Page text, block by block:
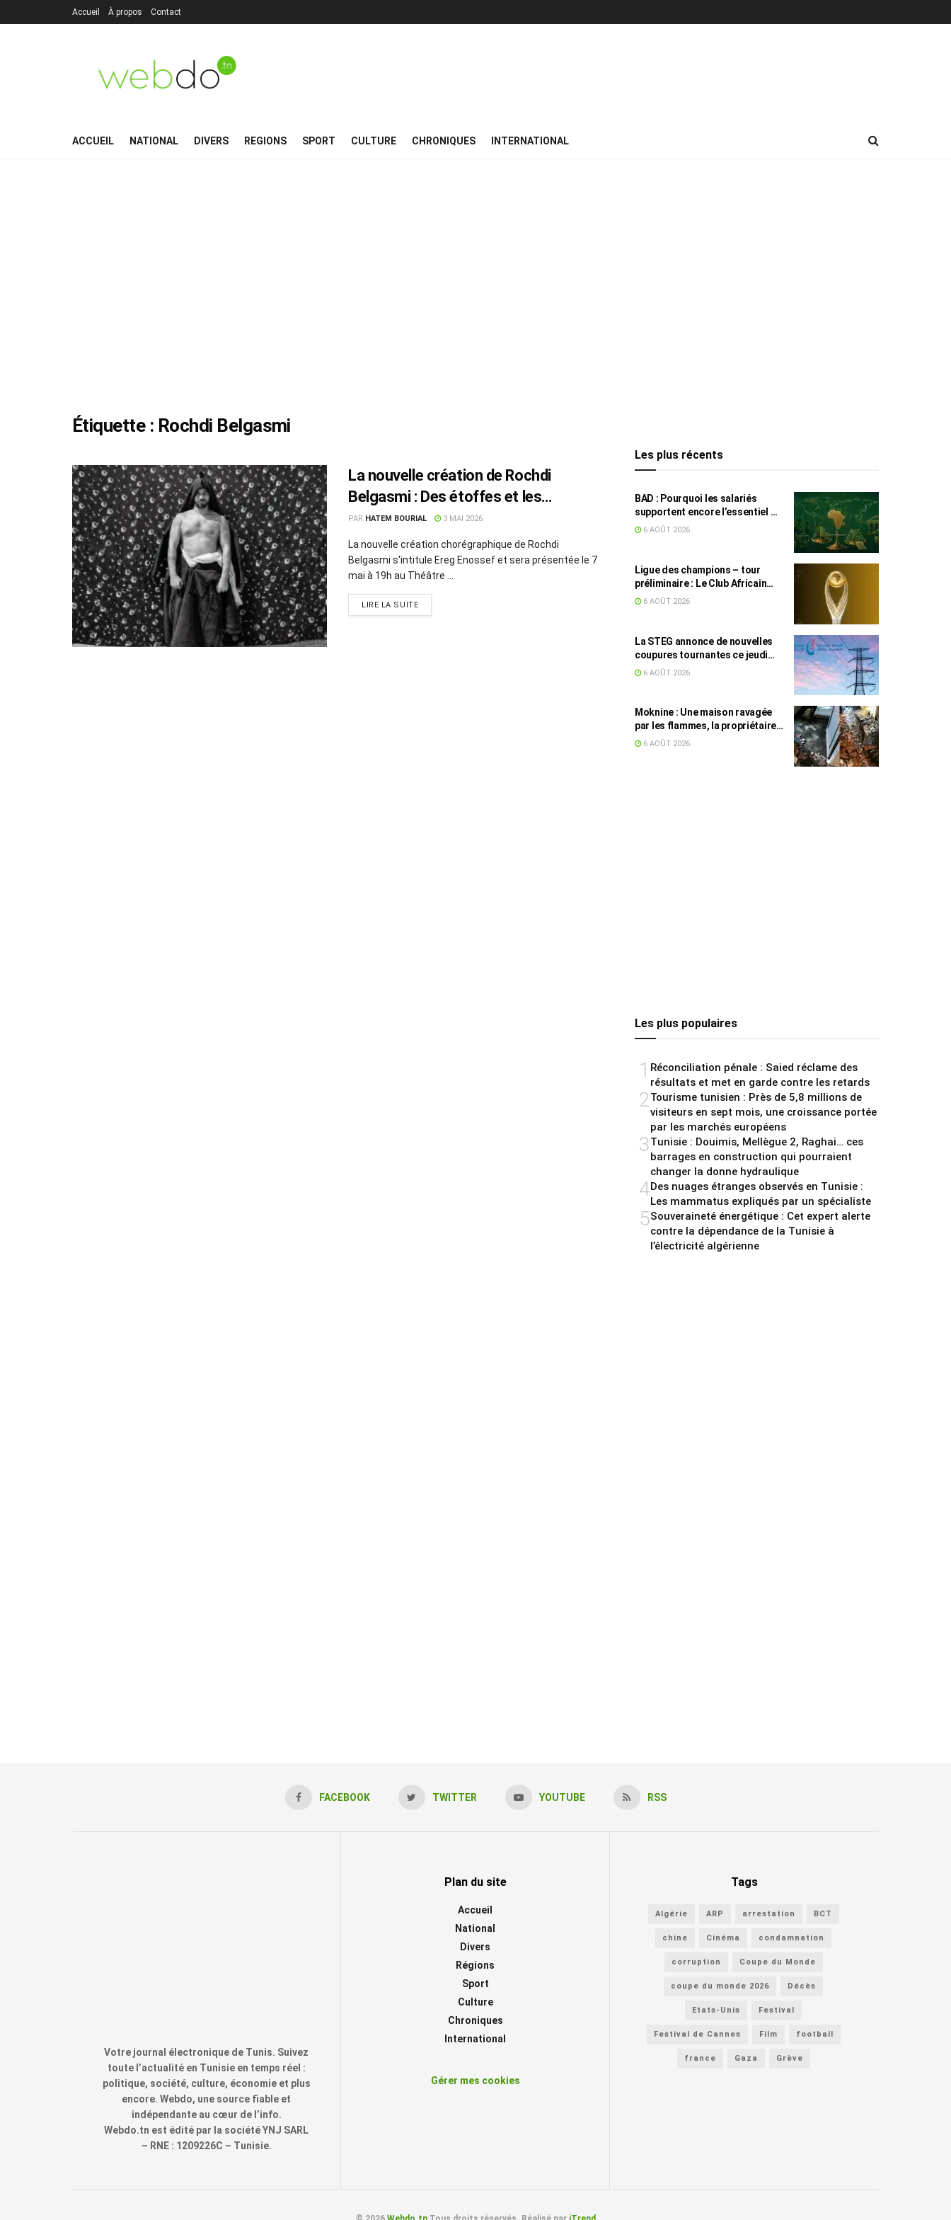
Accueil À propos Contact
ACCUEIL NATIONAL DIVERS REGIONS SPORT CULTURE CHRONIQUES INTERNATIONAL
Étiquette : Rochdi Belgasmi
La nouvelle création de Rochdi
Belgasmi : Des étoffes et les
mouvements du danseur
PAR HATEM BOURIAL 3 MAI 2026
La nouvelle création chorégraphique de Rochdi
Belgasmi s'intitule Ereg Enossef et sera présentée le 7
mai à 19h au Théâtre ...
LIRE LA SUITE
Les plus récents
BAD : Pourquoi les salariés
supportent encore l’essentiel de
l’effort fiscal en Tunisie
6 AOÛT 2026
Ligue des champions – tour
préliminaire : Le Club Africain
face au Djoliba AC
6 AOÛT 2026
La STEG annonce de nouvelles
coupures tournantes ce jeudi
dans plusieurs régions
6 AOÛT 2026
Moknine : Une maison ravagée
par les flammes, la propriétaire
accuse la STEG et la SONEDE
6 AOÛT 2026
Les plus populaires
1 Réconciliation pénale : Saied réclame des
résultats et met en garde contre les retards
2Tourisme tunisien : Près de 5,8 millions de
visiteurs en sept mois, une croissance portée
par les marchés européens
3Tunisie : Douimis, Mellègue 2, Raghai… ces
barrages en construction qui pourraient
changer la donne hydraulique
4Des nuages étranges observés en Tunisie :
Les mammatus expliqués par un spécialiste
5Souveraineté énergétique : Cet expert alerte
contre la dépendance de la Tunisie à
l’électricité algérienne
FACEBOOK TWITTER YOUTUBE RSS
Votre journal électronique de Tunis. Suivez
toute l’actualité en Tunisie en temps réel :
politique, société, culture, économie et plus
encore. Webdo, une source fiable et
indépendante au cœur de l’info.
Webdo.tn est édité par la société YNJ SARL
– RNE : 1209226C – Tunisie.
Plan du site
Accueil
National
Divers
Régions
Sport
Culture
Chroniques
International
Gérer mes cookies
Tags
Algérie ARP arrestation BCT
chine Cinéma condamnation
corruption Coupe du Monde
coupe du monde 2026 Décès
Etats-Unis Festival
Festival de Cannes Film football
france Gaza Grève